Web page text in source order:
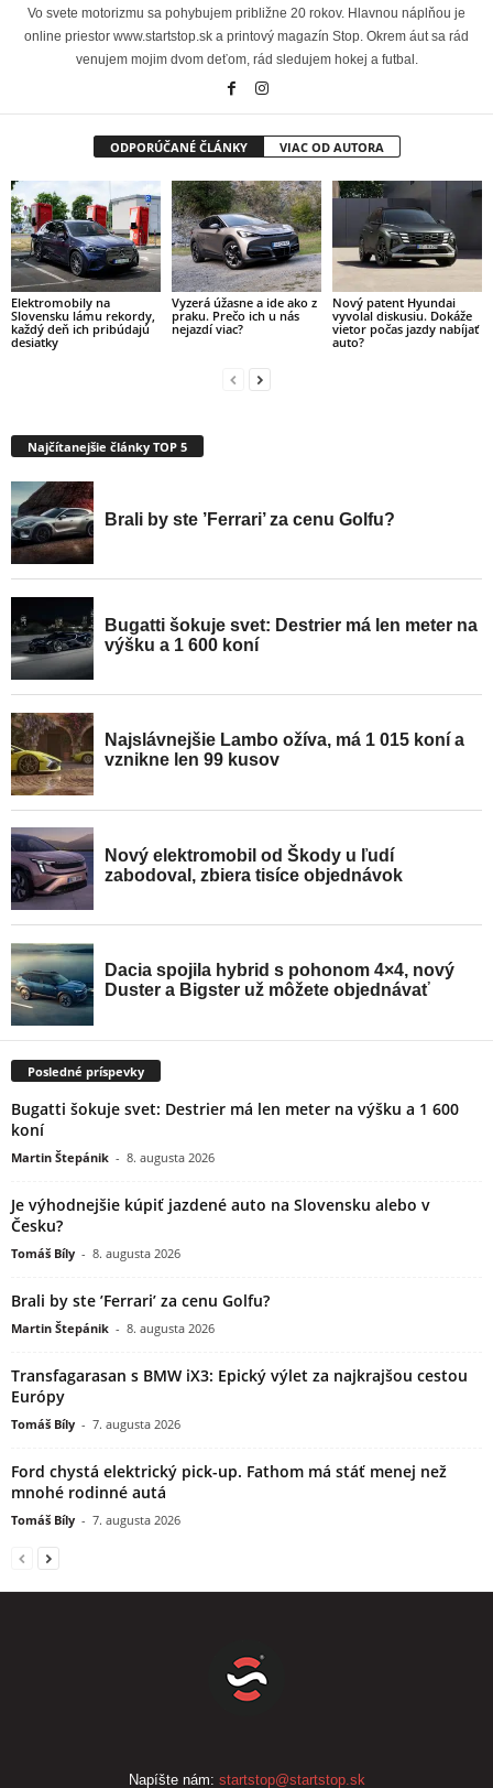
Vo svete motorizmu sa pohybujem približne 20 rokov. Hlavnou náplňou je
online priestor www.startstop.sk a printový magazín Stop. Okrem áut sa rád
venujem mojim dvom deťom, rád sledujem hokej a futbal.
ODPORÚČANÉ ČLÁNKY VIAC OD AUTORA
Elektromobily na
Slovensku lámu rekordy,
každý deň ich pribúdajú
desiatky
Vyzerá úžasne a ide ako z
praku. Prečo ich u nás
nejazdí viac?
Nový patent Hyundai
vyvolal diskusiu. Dokáže
vietor počas jazdy nabíjať
auto?
Najčítanejšie články TOP 5
Posledné príspevky
Bugatti šokuje svet: Destrier má len meter na výšku a 1 600
koní
Martin Štepánik - 8. augusta 2026
Je výhodnejšie kúpiť jazdené auto na Slovensku alebo v
Česku?
Tomáš Bíly - 8. augusta 2026
Brali by ste ’Ferrari’ za cenu Golfu?
Martin Štepánik - 8. augusta 2026
Transfagarasan s BMW iX3: Epický výlet za najkrajšou cestou
Európy
Tomáš Bíly - 7. augusta 2026
Ford chystá elektrický pick-up. Fathom má stáť menej než
mnohé rodinné autá
Tomáš Bíly - 7. augusta 2026
Napíšte nám: startstop@startstop.sk